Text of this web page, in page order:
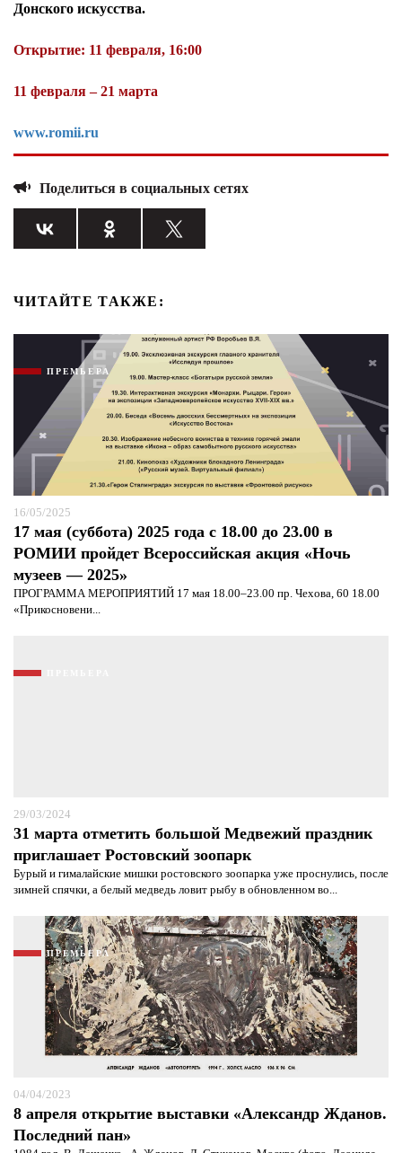
Донского искусства.
Открытие: 11 февраля, 16:00
11 февраля – 21 марта
www.romii.ru
Поделиться в социальных сетях
ЧИТАЙТЕ ТАКЖЕ:
ПРЕМЬЕРА
16/05/2025
17 мая (суббота) 2025 года с 18.00 до 23.00 в
РОМИИ пройдет Всероссийская акция «Ночь
музеев — 2025»
ПРОГРАММА МЕРОПРИЯТИЙ 17 мая 18.00–23.00 пр. Чехова, 60 18.00
«Прикосновени...
29/03/2024
31 марта отметить большой Медвежий праздник
приглашает Ростовский зоопарк
Бурый и гималайские мишки ростовского зоопарка уже проснулись, после
зимней спячки, а белый медведь ловит рыбу в обновленном во...
ПРЕМЬЕРА
04/04/2023
8 апреля открытие выставки «Александр Жданов.
Последний пан»